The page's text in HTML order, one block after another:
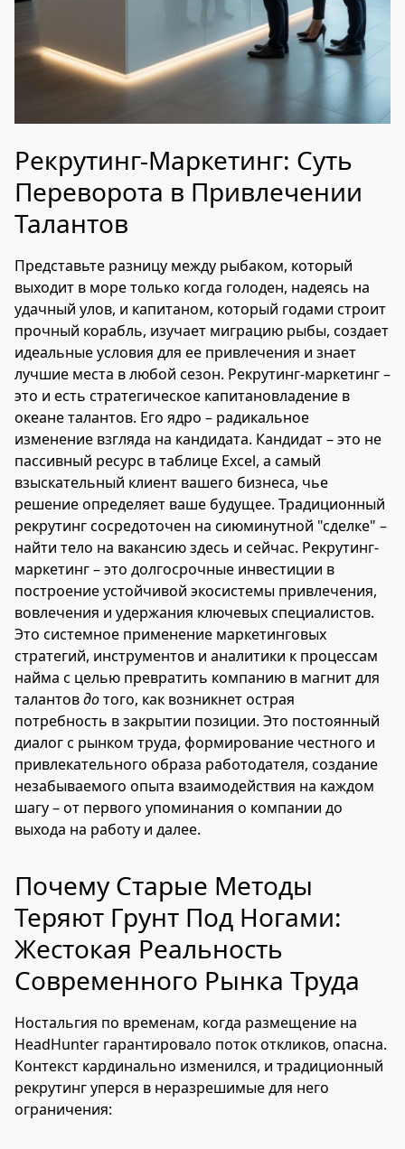
Рекрутинг-Маркетинг: Суть
Переворота в Привлечении
Талантов
Представьте разницу между рыбаком, который
выходит в море только когда голоден, надеясь на
удачный улов, и капитаном, который годами строит
прочный корабль, изучает миграцию рыбы, создает
идеальные условия для ее привлечения и знает
лучшие места в любой сезон. Рекрутинг-маркетинг –
это и есть стратегическое капитановладение в
океане талантов. Его ядро – радикальное
изменение взгляда на кандидата. Кандидат – это не
пассивный ресурс в таблице Excel, а самый
взыскательный клиент вашего бизнеса, чье
решение определяет ваше будущее. Традиционный
рекрутинг сосредоточен на сиюминутной "сделке" –
найти тело на вакансию здесь и сейчас. Рекрутинг-
маркетинг – это долгосрочные инвестиции в
построение устойчивой экосистемы привлечения,
вовлечения и удержания ключевых специалистов.
Это системное применение маркетинговых
стратегий, инструментов и аналитики к процессам
найма с целью превратить компанию в магнит для
талантовдотого, как возникнет острая
потребность в закрытии позиции. Это постоянный
диалог с рынком труда, формирование честного и
привлекательного образа работодателя, создание
незабываемого опыта взаимодействия на каждом
шагу – от первого упоминания о компании до
выхода на работу и далее.
Почему Старые Методы
Теряют Грунт Под Ногами:
Жестокая Реальность
Современного Рынка Труда
Ностальгия по временам, когда размещение на
HeadHunter гарантировало поток откликов, опасна.
Контекст кардинально изменился, и традиционный
рекрутинг уперся в неразрешимые для него
ограничения: